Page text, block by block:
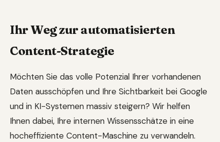
Ihr Weg zur automatisierten
Content-Strategie
Möchten Sie das volle Potenzial Ihrer vorhandenen
Daten ausschöpfen und Ihre Sichtbarkeit bei Google
und in KI-Systemen massiv steigern? Wir helfen
Ihnen dabei, Ihre internen Wissensschätze in eine
hocheffiziente Content-Maschine zu verwandeln.